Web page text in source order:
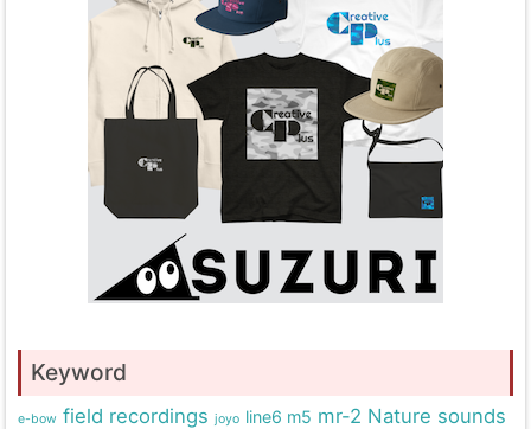
Keyword
e-bow field recordings joyo line6 m5 mr-2 Nature sounds